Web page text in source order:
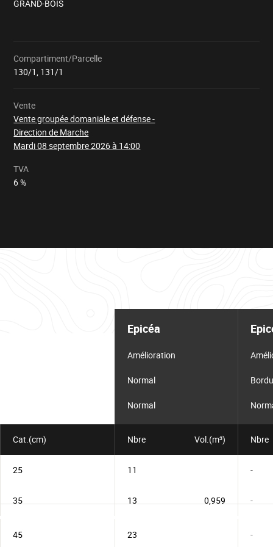
GRAND-BOIS
Compartiment/Parcelle
130/1, 131/1
Vente
Vente groupée domaniale et défense -
Direction de Marche
Mardi 08 septembre 2026 à 14:00
Chargement
TVA
6 %
Epicéa
Amélioration
Normal
Normal
Cat.(cm) Nbre Vol.(m³) Nbre
25 11 -
35 13 -
0,959
45 23 -